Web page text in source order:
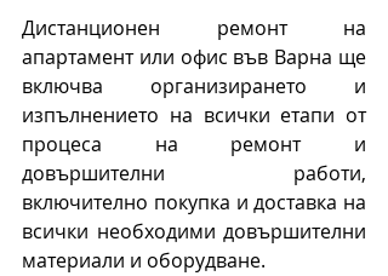
Дистанционен ремонт на
апартамент или офис във Варна ще
включва организирането и
изпълнението на всички етапи от
процеса на ремонт и
довършителни работи,
включително покупка и доставка на
всички необходими довършителни
материали и оборудване.